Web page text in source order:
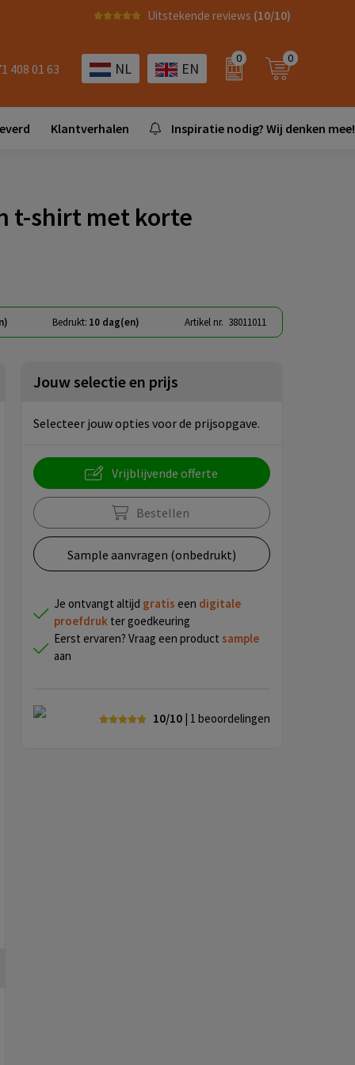
Uitstekende reviews (10/10)
408 01 63 NL EN
0 0
Klantverhalen Inspiratie nodig? Wij denken mee!
t-shirt met korte
Bedrukt: 10 dag(en) Artikel nr. 38011011
Jouw selectie en prijs
Selecteer jouw opties voor de prijsopgave.
Vrijblijvende offerte
Bestellen
Sample aanvragen (onbedrukt)
Je ontvangt altijd gratis een digitale
proefdrukter goedkeuring
Eerst ervaren? Vraag een product sample
aan
10/10 | 1 beoordelingen